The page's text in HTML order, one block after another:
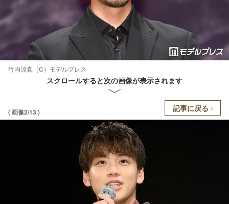
竹内涼真（C）モデルプレス
スクロールすると次の画像が表示されます
( 画像2/13 ) 記事に戻る